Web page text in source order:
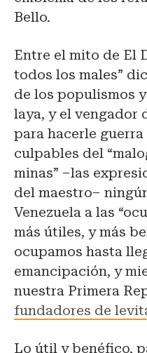
Bello.
Entre el mito de El
todos los males”
de los populismos
laya, y el vengador
para hacerle guerra
culpables del
minas” –las
del maestro–
Venezuela a las
más útiles, y más
ocupamos hasta
emancipación, y
nuestra Primera
fundadores de
Lo útil y benéfico,